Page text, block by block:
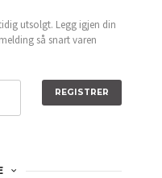
utsolgt. Legg igjen din
så snart varen
REGISTRER